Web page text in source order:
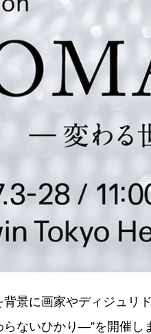
景に画家やディジュリ
ないひかり―”を開催し